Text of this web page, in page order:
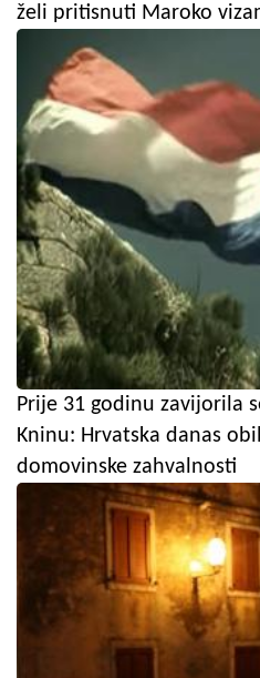
želi pritisnuti Maroko
Prije 31 godinu zavijorila
Kninu: Hrvatska danas
domovinske zahvalnosti